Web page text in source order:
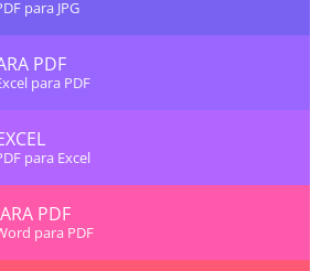
para JPG
PDF
para PDF
para Excel
PDF
para PDF